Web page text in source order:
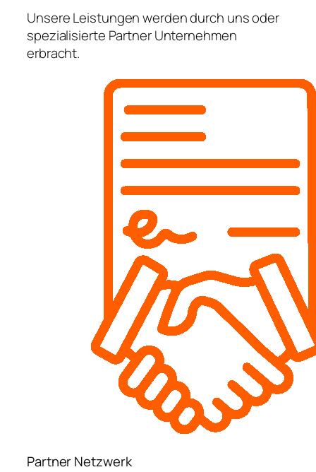
Unsere Leistungen werden durch uns oder
spezialisierte Partner Unternehmen
erbracht.
Partner Netzwerk